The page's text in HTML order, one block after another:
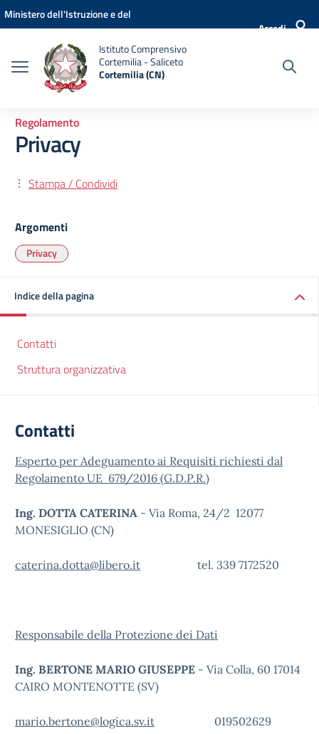
Vai ai contenuti
Vai al menu di navigazione
Vai al footer
Ministero dell'Istruzione e del
Accedi
Istituto Comprensivo
Cortemilia - Saliceto
Cortemilia (CN)
Regolamento
Privacy
Stampa / Condividi
Argomenti
Privacy
Indice della pagina
Contatti
Struttura organizzativa
Contatti
Esperto per Adeguamento ai Requisiti richiesti dal
Regolamento UE 679/2016 (G.D.P.R.)
Ing. DOTTA CATERINA - Via Roma, 24/2 12077
MONESIGLIO (CN)
caterina.dotta@libero.it tel. 339 7172520
Responsabile della Protezione dei Dati
Ing. BERTONE MARIO GIUSEPPE - Via Colla, 60 17014
CAIRO MONTENOTTE (SV)
mario.bertone@logica.sv.it 019502629